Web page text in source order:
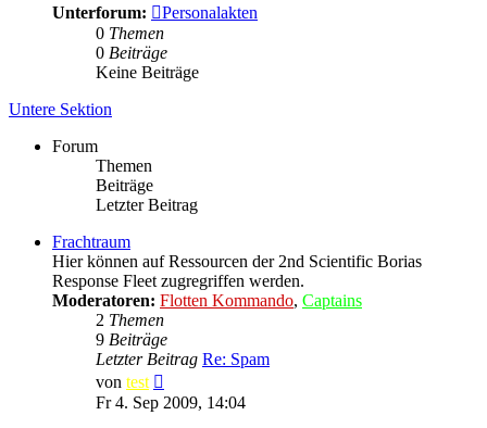
Unterforum:
Personalakten
0 Themen
0 Beiträge
Keine Beiträge
Untere Sektion
Forum
Themen
Beiträge
Letzter Beitrag
Frachtraum
Hier können auf Ressourcen der 2nd Scientific Borias
Response Fleet zugregriffen werden.
Moderatoren: Flotten Kommando, Captains
2 Themen
9 Beiträge
Letzter Beitrag Re: Spam
von test
Beitrag
Fr 4. Sep 2009, 14:04